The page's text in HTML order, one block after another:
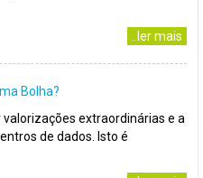
..ler mais
Bolha?
extraordinárias e a
de dados. Isto é